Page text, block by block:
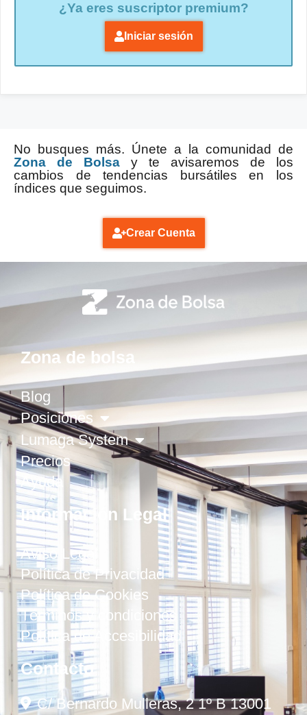
¿Ya eres suscriptor premium?
Iniciar sesión
No busques más. Únete a la comunidad de
Zona de Bolsa y te avisaremos de los
cambios de tendencias bursátiles en los
índices que seguimos.
Crear Cuenta
Zona de bolsa
Blog
Posiciones
Lumaga System
Precios
Ayuda
Información Legal
Aviso Legal
Política de Privacidad
Política de Cookies
Términos y condiciones
Política de Accesibilidad
Contacto
C/ Bernardo Mulleras, 2 1º B 13001